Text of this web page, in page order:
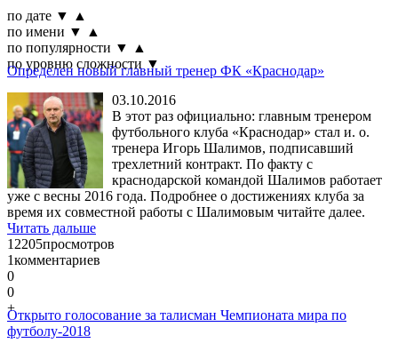
по дате ▼
▲
по имени ▼
▲
по популярности ▼
▲
по уровню сложности ▼
Определен новый главный тренер ФК «Краснодар»
03.10.2016
В этот раз официально: главным тренером
футбольного клуба «Краснодар» стал и. о.
тренера Игорь Шалимов, подписавший
трехлетний контракт. По факту с
краснодарской командой Шалимов работает
уже с весны 2016 года. Подробнее о достижениях клуба за
время их совместной работы с Шалимовым читайте далее.
Читать дальше
12205просмотров
1комментариев
0
0
+
Открыто голосование за талисман Чемпионата мира по
футболу-2018